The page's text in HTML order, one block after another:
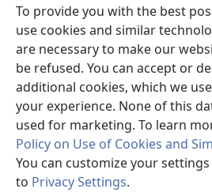
To provide you with the best
use cookies and similar
are necessary to make our
be refused. You can accept or
additional cookies, which we
your experience. None of this
used for marketing. To learn
Policy on Use of Cookies and
You can customize your
to Privacy Settings.
të
re)
JW Hub
(hap
dritare
të
re)
JW Library
Biblioteka Watchtower
Copyright© 2026 Watch Tower Bible and
KUSHTET E PËRDORIMIT